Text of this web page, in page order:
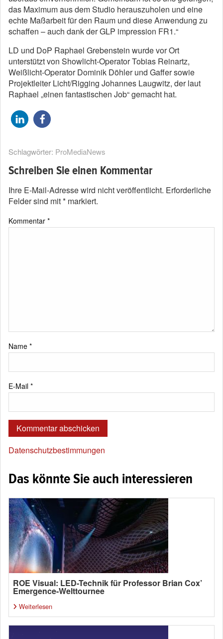
das Maximum aus dem Studio herauszuholen und eine
echte Maßarbeit für den Raum und diese Anwendung zu
schaffen – auch dank der GLP impression FR1.“
LD und DoP Raphael Grebenstein wurde vor Ort
unterstützt von Showlicht-Operator Tobias Reinartz,
Weißlicht-Operator Dominik Döhler und Gaffer sowie
Projektleiter Licht/Rigging Johannes Laugwitz, der laut
Raphael „einen fantastischen Job“ gemacht hat.
Schlagwörter: ProMediaNews
Schreiben Sie einen Kommentar
Ihre E-Mail-Adresse wird nicht veröffentlicht. Erforderliche
Felder sind mit* markiert.
Kommentar *
Name *
E-Mail *
Datenschutzbestimmungen
Das könnte Sie auch interessieren
ROE Visual: LED-Technik für Professor Brian Cox’
Emergence-Welttournee
Weiterlesen